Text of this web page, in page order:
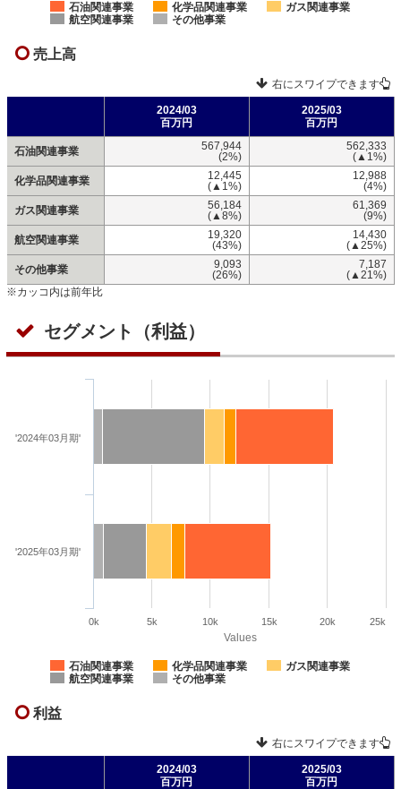
石油関連事業 化学品関連事業
ガス関連事業
航空関連事業
その他事業
売上高
右にスワイプできます
2024/03
百万円
2025/03
百万円
石油関連事業
567,944
(2%)
562,333
(▲1%)
化学品関連事業
12,445
(▲1%)
12,988
(4%)
ガス関連事業
56,184
(▲8%)
61,369
(9%)
航空関連事業
19,320
(43%)
14,430
(▲25%)
その他事業
9,093
(26%)
7,187
(▲21%)
※カッコ内は前年比
セグメント（利益）
Values
石油関連事業 化学品関連事業
ガス関連事業
航空関連事業
その他事業
'2024年03月期'
'2025年03月期'
0k 5k 10k 15k 20k 25k
利益
右にスワイプできます
2024/03
百万円
2025/03
百万円